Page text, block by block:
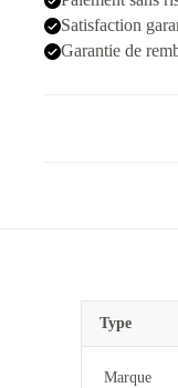
Hommes
Satisfaction
Garantie de
Type
Marque